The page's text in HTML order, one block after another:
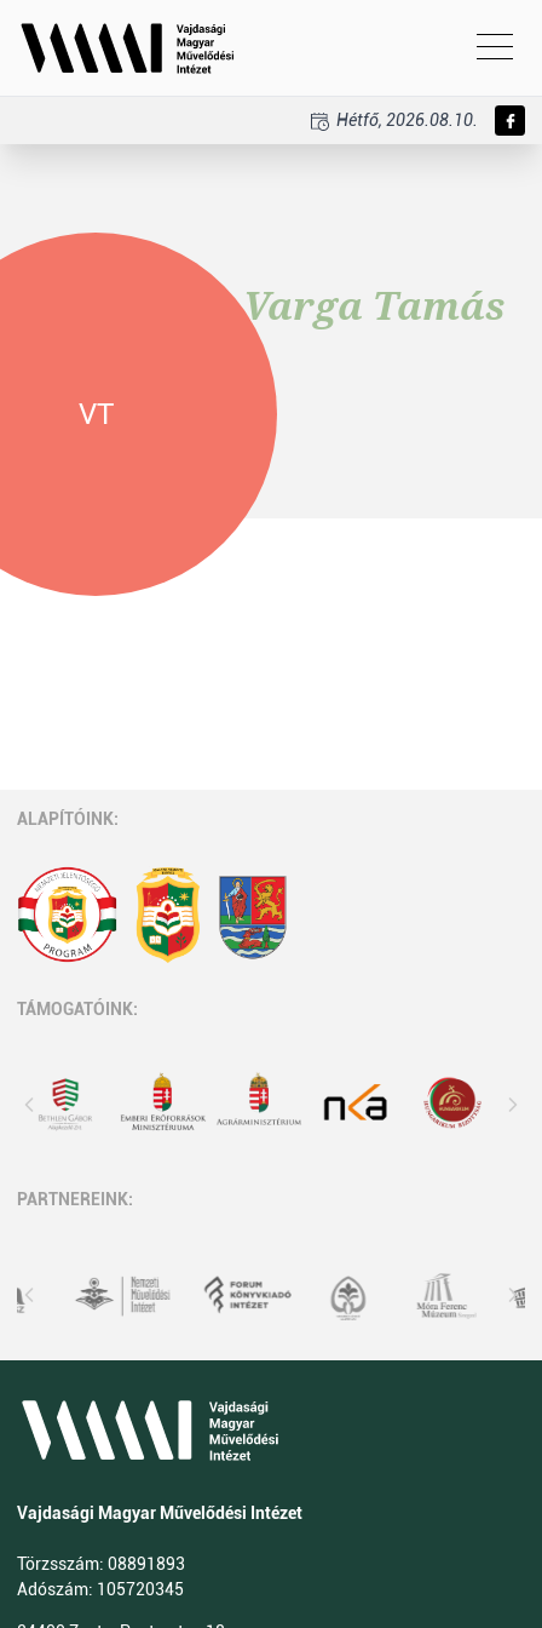
Hétfő, 2026.08.10.
VT
Varga Tamás
ALAPÍTÓINK:
TÁMOGATÓINK:
PARTNEREINK:
Vajdasági Magyar Művelődési Intézet
Törzsszám: 08891893
Adószám: 105720345